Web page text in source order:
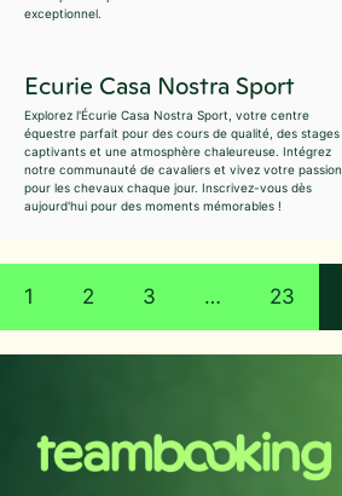
exceptionnel.
Ecurie Casa Nostra Sport
Explorez l'Écurie Casa Nostra Sport, votre centre
équestre parfait pour des cours de qualité, des stages
captivants et une atmosphère chaleureuse. Intégrez
notre communauté de cavaliers et vivez votre passion
pour les chevaux chaque jour. Inscrivez-vous dès
aujourd'hui pour des moments mémorables !
1 2 3 … 23